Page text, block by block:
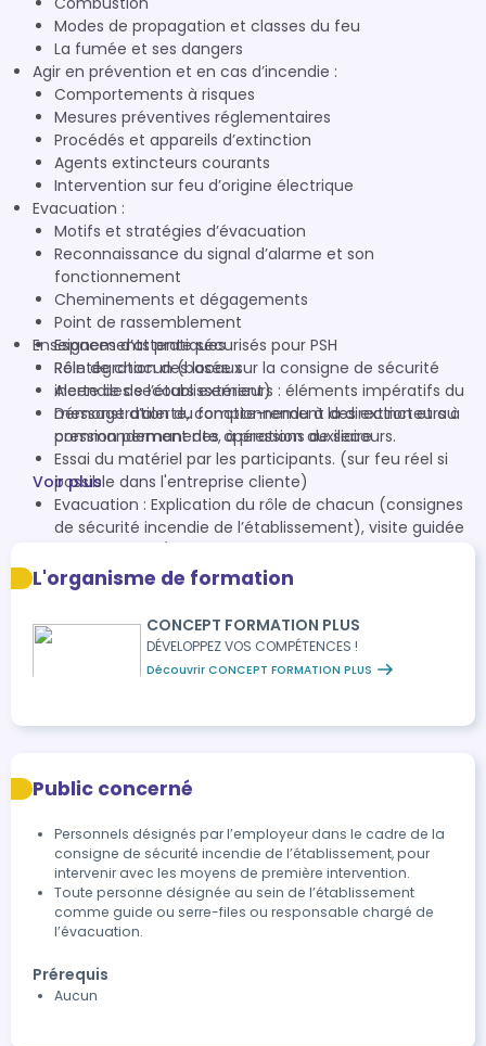
Modes de propagation et classes du feu
La fumée et ses dangers
Agir en prévention et en cas d’incendie :
Comportements à risques
Mesures préventives réglementaires
Procédés et appareils d’extinction
Agents extincteurs courants
Intervention sur feu d’origine électrique
Evacuation :
Motifs et stratégies d’évacuation
Reconnaissance du signal d’alarme et son
fonctionnement
Cheminements et dégagements
Point de rassemblement
Espaces d’attente sécurisés pour PSH
Réintégration des locaux
Alerte des secours extérieurs : éléments impératifs du
message d’alerte, compte-rendu à la direction et au
commandement des opérations de secours.
Enseignements pratiques :
Rôle de chacun (basée sur la consigne de sécurité
incendie de l’établissement)
Démonstration du fonctionnement des extincteurs à
pression permanente, à pression auxiliaire
Essai du matériel par les participants. (sur feu réel si
possible dans l'entreprise cliente)
Evacuation : Explication du rôle de chacun (consignes
de sécurité incendie de l’établissement), visite guidée
dispositifs d’alarme et d’alerte, ensemble des matériels
de sécurité incendie).
A la demande de l’employeur, exercice d’évacuation
possible en fin de journée.
Voir plus
L'organisme de formation
CONCEPT FORMATION PLUS
DÉVELOPPEZ VOS COMPÉTENCES !
Découvrir CONCEPT FORMATION PLUS
Public concerné
Personnels désignés par l’employeur dans le cadre de la
consigne de sécurité incendie de l’établissement, pour
intervenir avec les moyens de première intervention.
Toute personne désignée au sein de l’établissement
comme guide ou serre-files ou responsable chargé de
l’évacuation.
Prérequis
Aucun